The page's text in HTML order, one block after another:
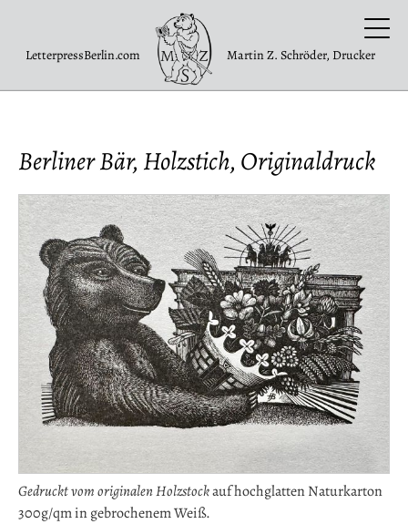
LetterpressBerlin.com Martin Z. Schröder, Drucker
Berliner Bär, Holzstich, Originaldruck
Gedruckt vom originalen Holzstockauf hochglatten Naturkarton
300g/qm in gebrochenem Weiß.